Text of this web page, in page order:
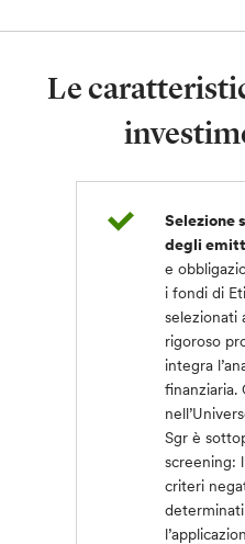
Le
Selezione
degli
e
i fondi di
selezionati
rigoroso
integra
finanziaria.
Sgr è
screening:
criteri